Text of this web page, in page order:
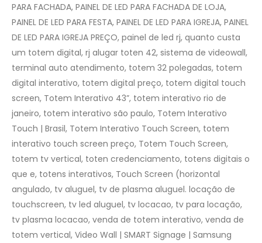
PARA FACHADA, PAINEL DE LED PARA FACHADA DE LOJA,
PAINEL DE LED PARA FESTA, PAINEL DE LED PARA IGREJA, PAINEL
DE LED PARA IGREJA PREÇO, painel de led rj, quanto custa
um totem digital, rj alugar toten 42, sistema de videowall,
terminal auto atendimento, totem 32 polegadas, totem
digital interativo, totem digital preço, totem digital touch
screen, Totem Interativo 43”, totem interativo rio de
janeiro, totem interativo são paulo, Totem Interativo
Touch | Brasil, Totem Interativo Touch Screen, totem
interativo touch screen preço, Totem Touch Screen,
totem tv vertical, toten credenciamento, totens digitais o
que e, totens interativos, Touch Screen (horizontal
angulado, tv aluguel, tv de plasma aluguel. locação de
touchscreen, tv led aluguel, tv locacao, tv para locação,
tv plasma locacao, venda de totem interativo, venda de
totem vertical, Video Wall | SMART Signage | Samsung